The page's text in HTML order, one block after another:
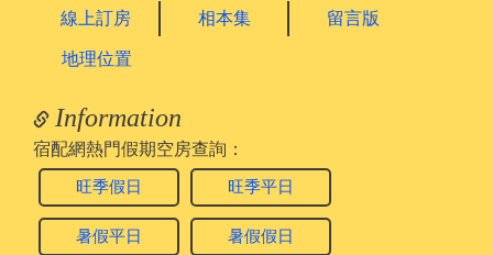
線上訂房 相本集 留言版
地理位置
Information
宿配網熱門假期空房查詢：
旺季假日 旺季平日
暑假平日 暑假假日